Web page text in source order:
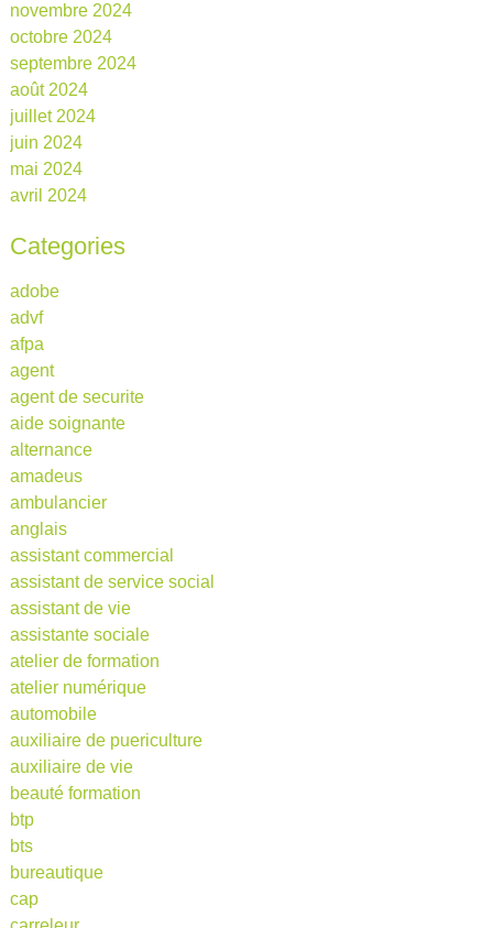
novembre 2024
octobre 2024
septembre 2024
août 2024
juillet 2024
juin 2024
mai 2024
avril 2024
Categories
adobe
advf
afpa
agent
agent de securite
aide soignante
alternance
amadeus
ambulancier
anglais
assistant commercial
assistant de service social
assistant de vie
assistante sociale
atelier de formation
atelier numérique
automobile
auxiliaire de puericulture
auxiliaire de vie
beauté formation
btp
bts
bureautique
cap